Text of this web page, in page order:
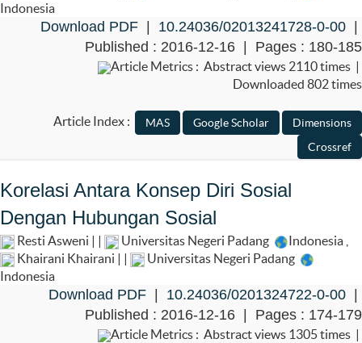
Indonesia
Download PDF 10.24036/02013241728-0-00
Published : 2016-12-16 | Pages : 180-185
Article Metrics : Abstract views 2110 times |
Downloaded 802 times
Article Index :
Korelasi Antara Konsep Diri Sosial
Dengan Hubungan Sosial
Resti Asweni | | Universitas Negeri Padang Indonesia
Khairani Khairani | |
Universitas Negeri Padang
Indonesia
Download PDF 10.24036/0201324722-0-00
Published : 2016-12-16 | Pages : 174-179
Article Metrics : Abstract views 1305 times |